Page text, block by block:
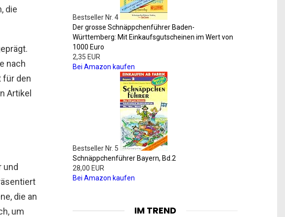
die
nach
für den
Artikel
und
die an
um
Bestseller Nr. 4
Der grosse Schnäppchenführer Baden-
Württemberg: Mit Einkaufsgutscheinen im Wert von
1000 Euro
2,35 EUR
Bei Amazon kaufen
Bestseller Nr. 5
Schnäppchenführer Bayern, Bd.2
28,00 EUR
Bei Amazon kaufen
IM TREND